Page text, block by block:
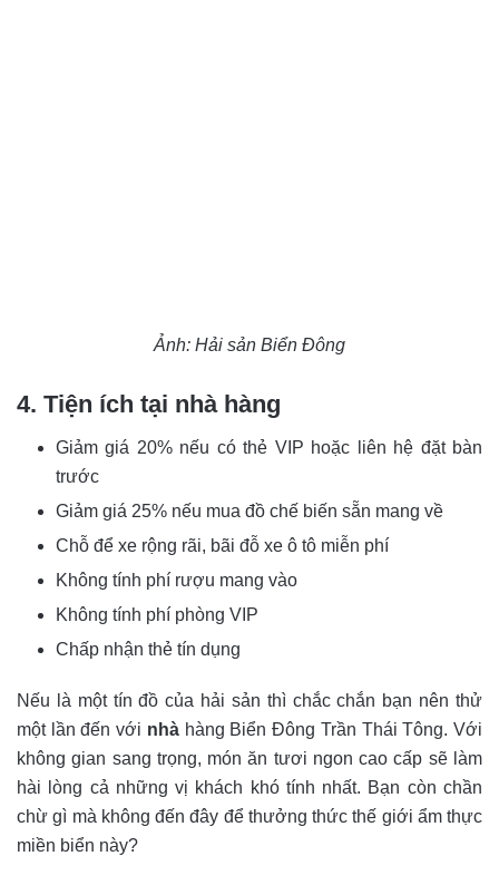
Ảnh: Hải sản Biển Đông
4. Tiện ích tại nhà hàng
Giảm giá 20% nếu có thẻ VIP hoặc liên hệ đặt bàn
trước
Giảm giá 25% nếu mua đồ chế biến sẵn mang về
Chỗ để xe rộng rãi, bãi đỗ xe ô tô miễn phí
Không tính phí rượu mang vào
Không tính phí phòng VIP
Chấp nhận thẻ tín dụng
Nếu là một tín đồ của hải sản thì chắc chắn bạn nên thử
một lần đến với nhàhàng Biển Đông Trần Thái Tông. Với
không gian sang trọng, món ăn tươi ngon cao cấp sẽ làm
hài lòng cả những vị khách khó tính nhất. Bạn còn chần
chừ gì mà không đến đây để thưởng thức thế giới ẩm thực
miền biển này?